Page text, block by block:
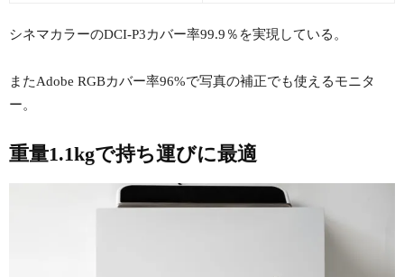
シネマカラーのDCI-P3カバー率99.9％を実現している。
またAdobe RGBカバー率96%で写真の補正でも使えるモニタ
ー。
重量1.1kgで持ち運びに最適